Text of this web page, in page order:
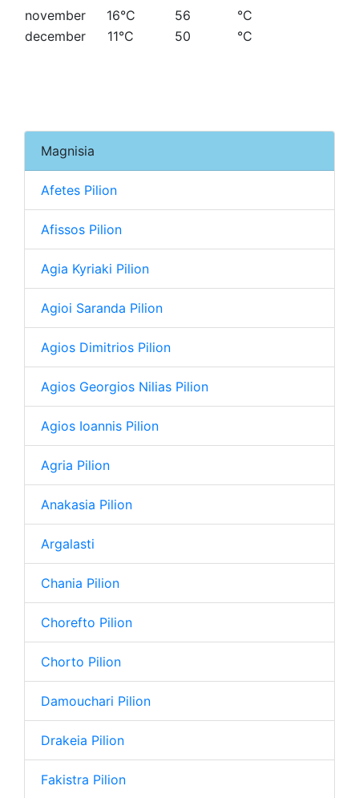
november
16°C 56
°C
december
11°C 50 °C
Magnisia
Afetes Pilion
Afissos Pilion
Agia Kyriaki Pilion
Agioi Saranda Pilion
Agios Dimitrios Pilion
Agios Georgios Nilias Pilion
Agios Ioannis Pilion
Agria Pilion
Anakasia Pilion
Argalasti
Chania Pilion
Chorefto Pilion
Chorto Pilion
Damouchari Pilion
Drakeia Pilion
Fakistra Pilion